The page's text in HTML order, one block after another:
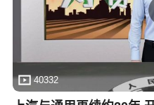
40332